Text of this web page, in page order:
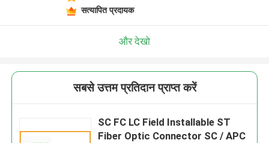
सत्यापित प्रदायक
और देखो
सबसे उत्तम प्रतिदान प्राप्त करें
SC FC LC Field Installable ST
Fiber Optic Connector SC / APC